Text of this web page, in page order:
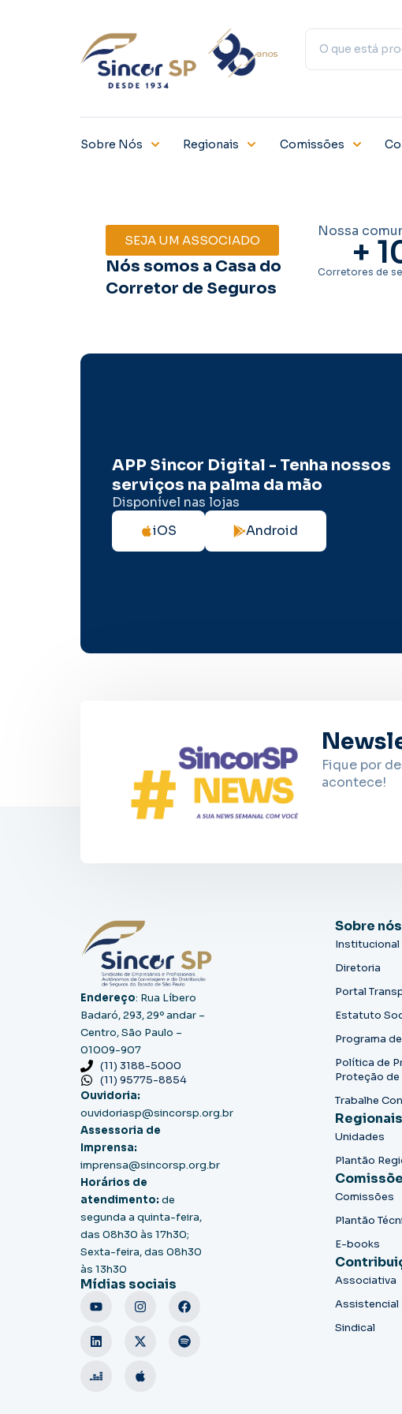
Sobre Nós Regionais Comissões
SEJA UM ASSOCIADO
Nós somos a Casa do
Corretor de Seguros
Nossa
+
Corretores de
APP Sincor Digital - Tenha nossos
serviços na palma da mão
Disponível nas lojas
iOS
Android
Fique por
acontece!
Endereço: Rua Líbero
Badaró, 293, 29º andar –
Centro, São Paulo –
01009-907
(11) 3188-5000
(11) 95775-8854
Ouvidoria:
ouvidoriasp@sincorsp.org.br
Assessoria de
Imprensa:
imprensa@sincorsp.org.br
Horários de
atendimento: de
segunda a quinta-feira,
das 08h30 às 17h30;
Sexta-feira, das 08h30
às 13h30
Mídias sociais
Sobre nós
Institucional
Diretoria
Portal
Estatuto
Programa
Política de
Proteção
Trabalhe
Regionais
Unidades
Plantão
Comissões
Plantão
E-books
Associativa
Assistencial
Sindical